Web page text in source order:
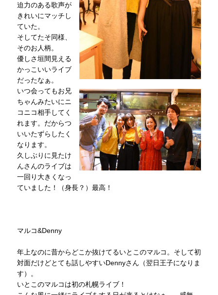
迫力のある歌声が
きれいにマッチし
ていた。
そしてたそ同様、
そのお人柄。
優しさ垣間見える
かっこいいライブ
だったなぁ。
いつ会ってもお兄
ちゃんみたいにニ
コニコ相手してく
れます。だからつ
いいたずらしたく
なります。
久しぶりに見たけ
んさんのライブは
一回り大きくなっ
ていました！（身長？）最高！
マルコ&Denny
年上なのに昔からどこか抜けてるいとこのマルコ。そして初
対面だけどとても話しやすいDennyさん（翌日王子になりま
す）。
いとこのマルコは初の札幌ライブ！